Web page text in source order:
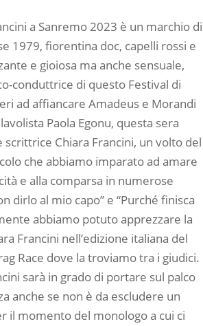
a Sanremo 2023 è un marchio di
1979, fiorentina doc, capelli rossi e
e gioiosa ma anche sensuale,
conduttrice di questo Festival di
ad affiancare Amadeus e Morandi
Paola Egonu, questa sera
scrittrice Chiara Francini, un volto del
che abbiamo imparato ad amare
e alla comparsa in numerose
dirlo al mio capo” e “Purché finisca
abbiamo potuto apprezzare la
Francini nell’edizione italiana del
Race dove la troviamo tra i giudici.
sarà in grado di portare sul palco
anche se non è da escludere un
il momento del monologo a cui ci